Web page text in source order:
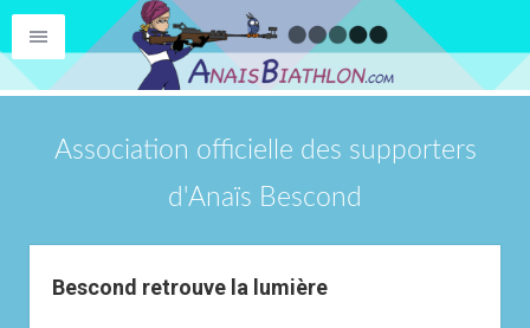
Association officielle des supporters
d'Anaïs Bescond
Bescond retrouve la lumière